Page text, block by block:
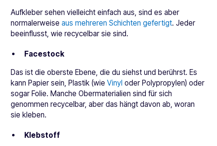
Aufkleber sehen vielleicht einfach aus, sind es aber
normalerweiseaus mehreren Schichten gefertigt. Jeder
beeinflusst, wie recycelbar sie sind.
Facestock
Das ist die oberste Ebene, die du siehst und berührst. Es
kann Papier sein, Plastik (wieVinyl oder Polypropylen) oder
sogar Folie. Manche Obermaterialien sind für sich
genommen recycelbar, aber das hängt davon ab, woran
sie kleben.
Klebstoff